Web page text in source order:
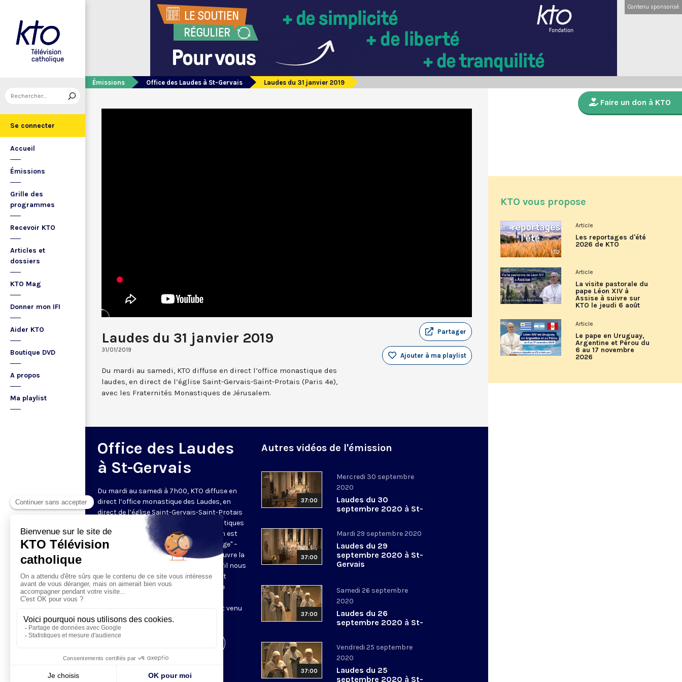
Se connecter
Accueil
Émissions
Grille des
programmes
Recevoir KTO
Articles et
dossiers
KTO Mag
Donner mon IFI
Aider KTO
Boutique DVD
A propos
Ma playlist
Contenu sponsorisé
Émissions Office des Laudes à St-Gervais Laudes du 31 janvier 2019
Laudes du 31 janvier 2019
31/01/2019
Partager
Ajouter à ma playlist
Du mardi au samedi, KTO diffuse en direct l’office monastique des
laudes, en direct de l’église Saint-Gervais-Saint-Protais (Paris 4e),
avec les Fraternités Monastiques de Jérusalem.
Office des Laudes
à St-Gervais
Du mardi au samedi à 7h00, KTO diffuse en
direct l’office monastique des Laudes, en
direct de l’église Saint-Gervais-Saint-Protais
(Paris IVe), avec les Fraternités Monastiques
de Jérusalem. Les Laudes – dont le nom est
dérivé du terme latin qui signifie "louange" –
sont d’abord la prière de louange qui ouvre la
journée pour remercier Dieu du don qu’il nous
fait de ce jour nouveau, et le placer tout
entier sous son regard. Mais son heure
Résurrection du Seigneur, "soleil levant venu
nous visiter" (Lc 1,28).
Autres vidéos de l'émission
37:00
Mercredi 30 septembre
2020
Laudes du 30
septembre 2020 à St-
37:00
Mardi 29 septembre 2020
Laudes du 29
septembre 2020 à St-
Gervais
37:00
Samedi 26 septembre
2020
Laudes du 26
septembre 2020 à St-
37:00
Vendredi 25 septembre
2020
Laudes du 25
septembre 2020 à St-
Faire un don à KTO
KTO vous propose
Article
Les reportages d'été
2026 de KTO
Article
La visite pastorale du
pape Léon XIV à
Assise à suivre sur
KTO le jeudi 6 août
Article
Le pape en Uruguay,
Argentine et Pérou du
6 au 17 novembre
2026